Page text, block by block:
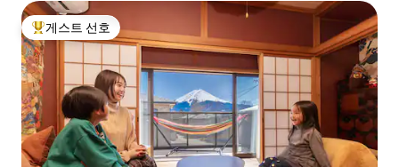
상위 게스트 선호
게스트 선호